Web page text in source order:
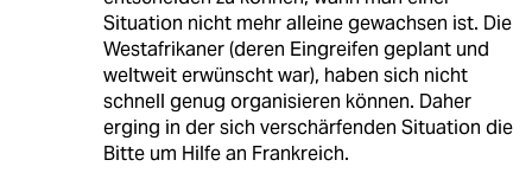
Situation nicht mehr alleine gewachsen ist. Die
Westafrikaner (deren Eingreifen geplant und
weltweit erwünscht war), haben sich nicht
schnell genug organisieren können. Daher
erging in der sich verschärfenden Situation die
Bitte um Hilfe an Frankreich.